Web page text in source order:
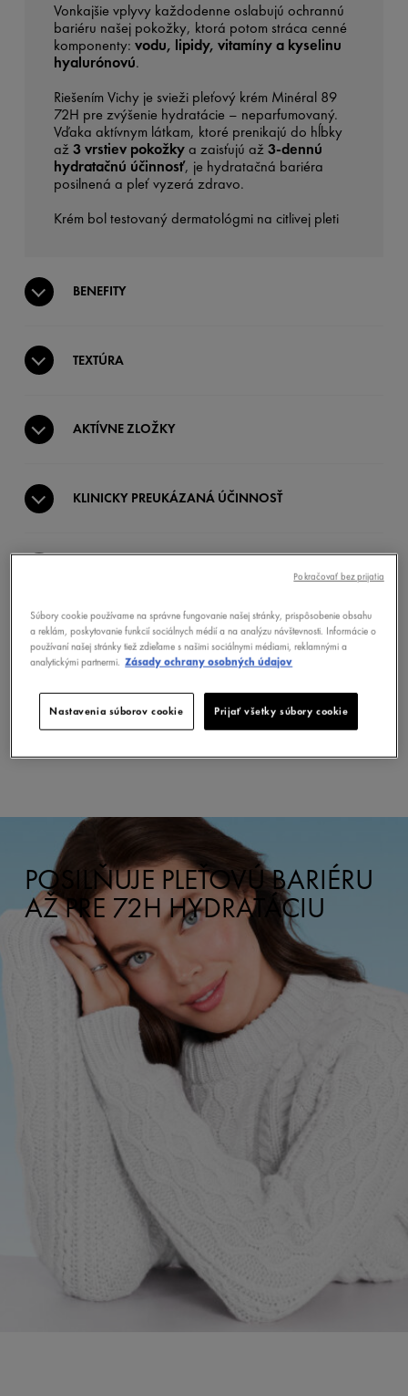
Vonkajšie vplyvy každodenne oslabujú ochrannú
bariéru našej pokožky, ktorá potom stráca cenné
komponenty: vodu, lipidy, vitamíny a kyselinu
hyalurónovú.
Riešením Vichy je svieži pleťový krém Minéral 89
72H pre zvýšenie hydratácie – neparfumovaný.
Vďaka aktívnym látkam, ktoré prenikajú do hĺbky
až3 vrstiev pokožkya zaisťujú až3-dennú
hydratačnú účinnosť, je hydratačná bariéra
posilnená a pleť vyzerá zdravo.
Krém bol testovaný dermatológmi na citlivej pleti
BENEFITY
TEXTÚRA
AKTÍVNE ZLOŽKY
KLINICKY PREUKÁZANÁ ÚČINNOSŤ
ZLOŽENIE
BEZPEČNOSTNÉ UPOZORNENIE
POSILŇUJE PLEŤOVÚ BARIÉRU
AŽ PRE 72H HYDRATÁCIU
Súbory cookie používame na správne fungovanie našej stránky, prispôsobenie obsahu
a reklám, poskytovanie funkcií sociálnych médií a na analýzu návštevnosti. Informácie o
používaní našej stránky tiež zdieľame s našimi sociálnymi médiami, reklamnými a
analytickými partnermi. Zásady ochrany osobných údajov
Nastavenia súborov cookie Prijať všetky súbory cookie
Pokračovať bez prijatia